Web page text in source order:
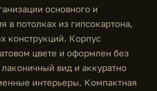
основного и
в потолках из гипсокартона,
конструкций. Корпус
цвете и оформлен без
вид и аккуратно
интерьеры. Компактная